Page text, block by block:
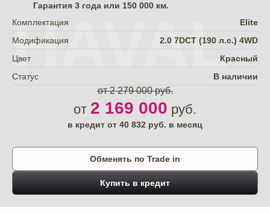
HAVAL
Гарантия 3 года или 150 000 км.
Комплектация
Elite
Модификация
2.0 7DCT (190 л.с.) 4WD
Цвет
Красный
Статус
В наличии
от 2 279 000 руб.
от 2 169 000 руб.
в кредит от 40 832 руб. в месяц
Обменять по Trade in
Купить в кредит